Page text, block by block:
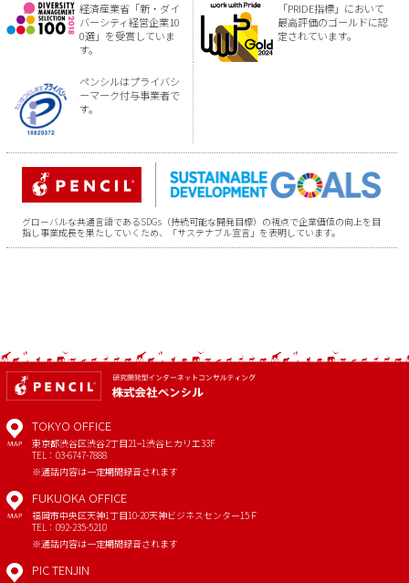
経済産業省「新・ダイ
バーシティ経営企業10
0選」を受賞していま
す。
「PRIDE指標」において
最高評価のゴールドに認
定されています。
ペンシルはプライバシ
ーマーク付与事業者で
す。
グローバルな共通言語であるSDGs（持続可能な開発目標）の視点で企業価値の向上を目
指し事業成長を果たしていくため、「サステナブル宣言」を表明しています。
MAP
TOKYO OFFICE
東京都渋谷区渋谷2丁目21−1渋谷ヒカリエ33F
TEL：03-6747-7888
※通話内容は一定期間録音されます
MAP
FUKUOKA OFFICE
福岡市中央区天神1丁目10-20天神ビジネスセンター15Ｆ
TEL：092-235-5210
※通話内容は一定期間録音されます
PIC TENJIN